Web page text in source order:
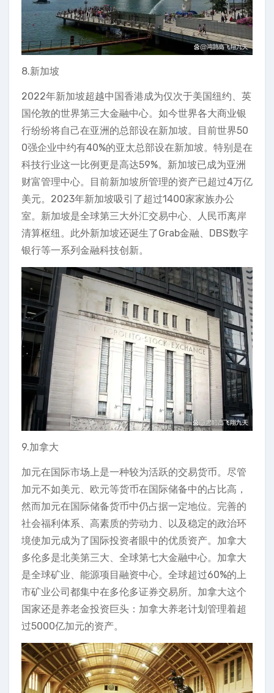
8.新加坡
2022年新加坡超越中国香港成为仅次于美国纽约、英
国伦敦的世界第三大金融中心。如今世界各大商业银
行纷纷将自己在亚洲的总部设在新加坡。目前世界50
0强企业中约有40%的亚太总部设在新加坡。特别是在
科技行业这一比例更是高达59%。新加坡已成为亚洲
财富管理中心。目前新加坡所管理的资产已超过4万亿
美元。2023年新加坡吸引了超过1400家家族办公
室。新加坡是全球第三大外汇交易中心、人民币离岸
清算枢纽。此外新加坡还诞生了Grab金融、DBS数字
银行等一系列金融科技创新。
9.加拿大
加元在国际市场上是一种较为活跃的交易货币。尽管
加元不如美元、欧元等货币在国际储备中的占比高，
然而加元在国际储备货币中仍占据一定地位。完善的
社会福利体系、高素质的劳动力、以及稳定的政治环
境使加元成为了国际投资者眼中的优质资产。加拿大
多伦多是北美第三大、全球第七大金融中心。加拿大
是全球矿业、能源项目融资中心。全球超过60%的上
市矿业公司都集中在多伦多证券交易所。加拿大这个
国家还是养老金投资巨头：加拿大养老计划管理着超
过5000亿加元的资产。